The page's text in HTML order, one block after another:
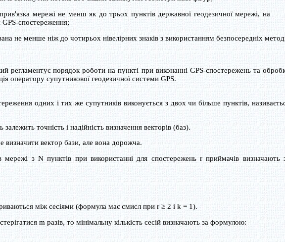
мережі не менш як до трьох пунктів державної геодезичної мережі, на
спостереження;
не менше ніж до чотирьох нівелірних знаків з використанням безпосередніх
порядок роботи на пункті при виконанні GPS-спостережень та
оператору супутникової геодезичної системи GPS.
одних і тих же супутників виконується з двох чи більше пунктів,
точність і надійність визначення векторів (баз).
визначити вектор бази, але вона дорожча.
з N пунктів при використанні для спостережень r приймачів визначають
між сесіями (формула має смисл при r ≥ 2 і k = 1).
m разів, то мінімальну кількість сесій визначають за формулою: